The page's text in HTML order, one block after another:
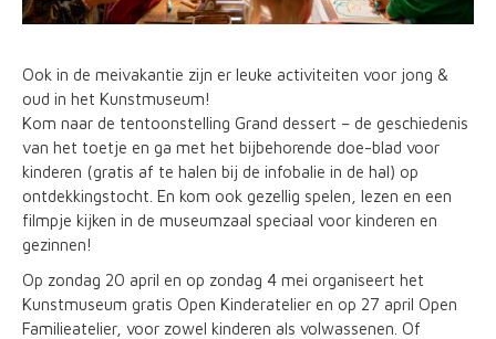
Ook in de meivakantie zijn er leuke activiteiten voor jong &
oud in het Kunstmuseum!
Kom naar de tentoonstelling Grand dessert – de geschiedenis
van het toetje en ga met het bijbehorende doe-blad voor
kinderen (gratis af te halen bij de infobalie in de hal) op
ontdekkingstocht. En kom ook gezellig spelen, lezen en een
filmpje kijken in de museumzaal speciaal voor kinderen en
gezinnen!
Op zondag 20 april en op zondag 4 mei organiseert het
Kunstmuseum gratis Open Kinderatelier en op 27 april Open
Familieatelier, voor zowel kinderen als volwassenen. Of